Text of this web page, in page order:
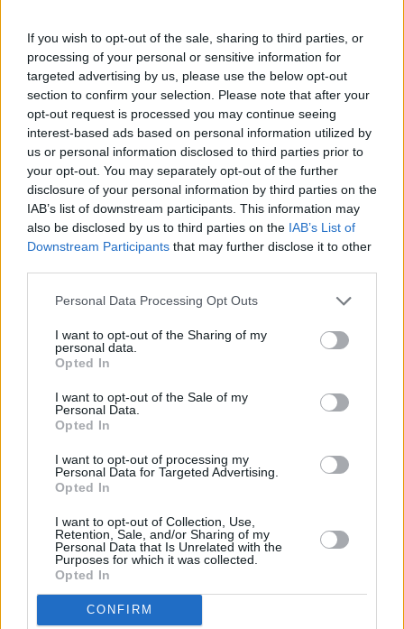
If you wish to opt-out of the sale, sharing to third parties, or
processing of your personal or sensitive information for
targeted advertising by us, please use the below opt-out
section to confirm your selection. Please note that after your
opt-out request is processed you may continue seeing
interest-based ads based on personal information utilized by
us or personal information disclosed to third parties prior to
your opt-out. You may separately opt-out of the further
disclosure of your personal information by third parties on the
IAB’s list of downstream participants. This information may
also be disclosed by us to third parties on the IAB’s List of
Downstream Participants that may further disclose it to other
Personal Data Processing Opt Outs
I want to opt-out of the Sharing of my
personal data.
Opted In
I want to opt-out of the Sale of my
Personal Data.
Opted In
I want to opt-out of processing my
Personal Data for Targeted Advertising.
Opted In
I want to opt-out of Collection, Use,
Retention, Sale, and/or Sharing of my
Personal Data that Is Unrelated with the
Purposes for which it was collected.
Opted In
CONFIRM
ΔΙΕΘΝΉ
Κίνα: Στο χαμηλότερο επίπεδο
των τελευταίων 9 μηνών οι
αγορές ομολόγων από την
PBOC
16:40, 03 Ιουλίου 2026
Έρευνα ΒΕΑ-KPMG:
Αποκλεισμός από τις τράπεζες
και κόστη πνίγουν τις μικρές
ΔΙΕΘΝΉ
ευθυγραμμίστηκε με τον στόχο
TECHIN
αίτηση για εισαγωγή στο
Nasdaq
06:44, 25 Ιουνίου 2026